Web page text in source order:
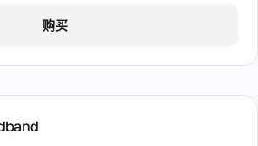
购买